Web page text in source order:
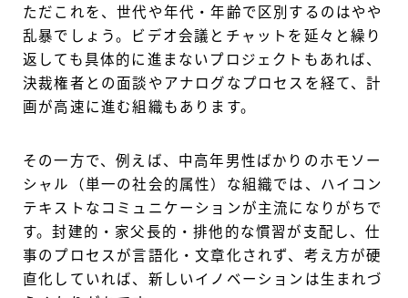
ただこれを、世代や年代・年齢で区別するのはやや
乱暴でしょう。ビデオ会議とチャットを延々と繰り
返しても具体的に進まないプロジェクトもあれば、
決裁権者との面談やアナログなプロセスを経て、計
画が高速に進む組織もあります。
その一方で、例えば、中高年男性ばかりのホモソー
シャル（単一の社会的属性）な組織では、ハイコン
テキストなコミュニケーションが主流になりがちで
す。封建的・家父長的・排他的な慣習が支配し、仕
事のプロセスが言語化・文章化されず、考え方が硬
直化していれば、新しいイノベーションは生まれづ